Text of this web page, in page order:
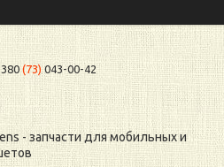
(73)043-00-42
- запчасти для мобильных и